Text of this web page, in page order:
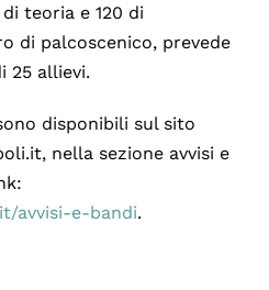
teoria e 120 di
di palcoscenico, prevede
25 allievi.
disponibili sul sito
nella sezione avvisi e
avvisi-e-bandi.